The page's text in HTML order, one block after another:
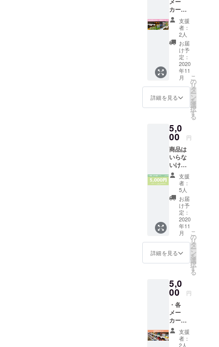
名）ま
たは掲
載辞退
の旨の
ご記載
をお願
いいた
しま
す。
ませ
ん。 ※
備考欄
には必
ず掲載
するお
名前
（ニッ
クネー
ム・社
名）ま
たは掲
載辞退
いいた
しま
す。
シー保
護の観
点よ
り、
ニック
ネーム
や社
名、掲
載の辞
退も可
能で
す。）
・サン
子、
カップ
麺、缶
詰、レ
トルト
食品、
ドリン
クなど
の食品
全般か
らラン
ダムに
入って
いま
す。 ※
賞味期
限切れ
ます
が、ま
しく食
べられ
る事を
確認済
みです
カーの
食料品
詰め合
わせ
（メー
カー希
望小売
価格の
合計＋
送料で
3,000円
相当）
・お名
前を
ページ
に掲載
（プ
ライバ
シー保
護の観
点よ
り、
ニック
ネーム
や社
名、掲
載の辞
退も可
能で
す。）
・サン
子、
カップ
麺、缶
詰、レ
トルト
食品、
ドリン
クなど
支援
者：
2人
お届
け予
定：
2020
年11
月
詳細を見る
こ
の
リ
タ
ー
ン
を
選
択
す
る
5,0
00 円
商品は
いらな
いけど
応援す
るよ！
という
方はこ
ちらを
お選び
くださ
い。 ・
お名前
をホー
ムペー
ジに掲
載
イバ
シー保
護の観
点よ
り、
ニック
ネーム
や社
名、掲
支援
者：
5人
お届
け予
定：
2020
年11
月
詳細を見る
こ
の
リ
タ
ー
ン
を
選
択
す
る
5,0
00 円
・各
メー
カーの
お菓子
詰め合
わせ
支援
者：
2人